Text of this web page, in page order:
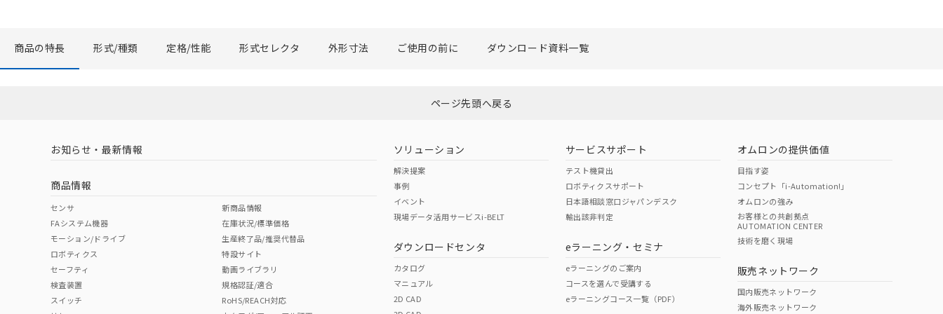
商品の特長 形式/種類 定格/性能 形式セレクタ 外形寸法 ご使用の前に ダウンロード資料一覧
ページ先頭へ戻る
お知らせ・最新情報
商品情報
センサ
FAシステム機器
モーション/ドライブ
ロボティクス
セーフティ
検査装置
スイッチ
新商品情報
在庫状況/標準価格
生産終了品/推奨代替品
特設サイト
動画ライブラリ
規格認証/適合
RoHS/REACH対応
ソリューション
解決提案
事例
イベント
現場データ活用サービスi-BELT
ダウンロードセンタ
カタログ
マニュアル
2D CAD
サービスサポート
テスト機貸出
ロボティクスサポート
日本語相談窓口ジャパンデスク
輸出該非判定
eラーニング・セミナ
eラーニングのご案内
コースを選んで受講する
eラーニングコース一覧（PDF）
オムロンの提供価値
目指す姿
コンセプト「i-Automation!」
オムロンの強み
お客様との共創拠点
AUTOMATION CENTER
技術を磨く現場
販売ネットワーク
国内販売ネットワーク
海外販売ネットワーク